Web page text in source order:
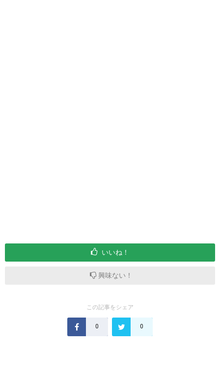
いいね！
興味ない！
この記事をシェア
0 0